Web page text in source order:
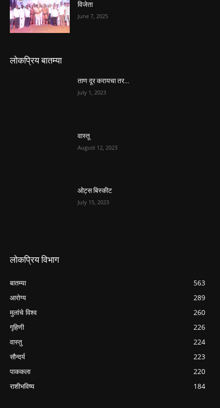
विजेता
June 7, 2025
लोकप्रिय बातम्या
ताण दूर करायचा तर…
July 1, 2023
वास्तू
August 12, 2023
ओट्स बिस्कीट
July 15, 2023
लोकप्रिय विभाग
बातम्या
563
आरोग्य
289
मुलांचे विश्व
260
गृहिणी
226
वास्तु
224
सौन्दर्य
223
पाककला
220
राशीभविष्य
184